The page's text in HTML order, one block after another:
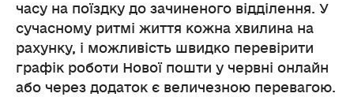
часу на поїздку до зачиненого відділення. У
сучасному ритмі життя кожна хвилина на
рахунку, і можливість швидко перевірити
графік роботи Нової пошти у червні онлайн
або через додаток є величезною перевагою.